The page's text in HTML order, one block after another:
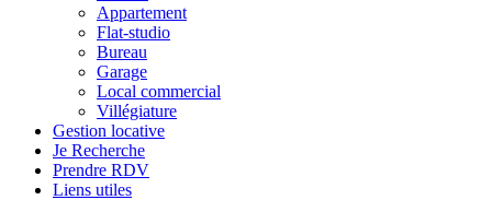
Appartement
Flat-studio
Bureau
Garage
Local commercial
Villégiature
Gestion locative
Je Recherche
Prendre RDV
Liens utiles